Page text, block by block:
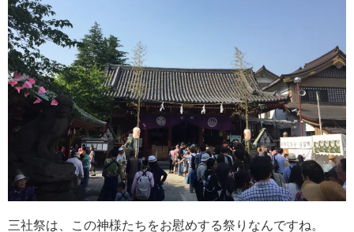
三社祭は、この神様たちをお慰めする祭りなんですね。